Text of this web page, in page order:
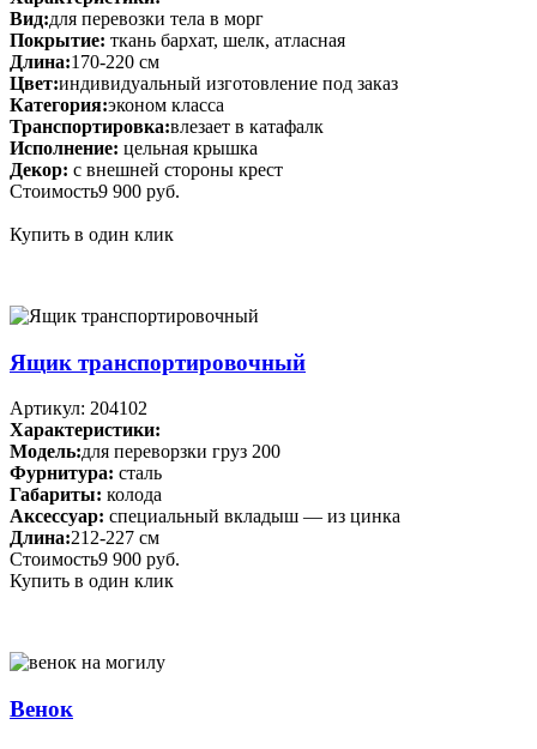
Вид:для перевозки тела в морг
Покрытие: ткань бархат, шелк, атласная
Длина:170-220 см
Цвет:индивидуальный изготовление под заказ
Категория:эконом класса
Транспортировка:влезает в катафалк
Исполнение: цельная крышка
Декор: с внешней стороны крест
Стоимость9 900 руб.
Купить в один клик
Ящик транспортировочный
Артикул: 204102
Характеристики:
Модель:для переворзки груз 200
Фурнитура: сталь
Габариты: колода
Аксессуар: специальный вкладыш — из цинка
Длина:212-227 см
Стоимость9 900 руб.
Купить в один клик
Венок